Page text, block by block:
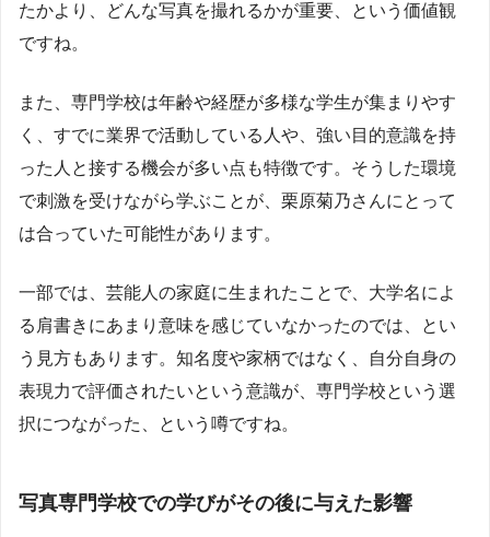
たかより、どんな写真を撮れるかが重要、という価値観
ですね。
また、専門学校は年齢や経歴が多様な学生が集まりやす
く、すでに業界で活動している人や、強い目的意識を持
った人と接する機会が多い点も特徴です。そうした環境
で刺激を受けながら学ぶことが、栗原菊乃さんにとって
は合っていた可能性があります。
一部では、芸能人の家庭に生まれたことで、大学名によ
る肩書きにあまり意味を感じていなかったのでは、とい
う見方もあります。知名度や家柄ではなく、自分自身の
表現力で評価されたいという意識が、専門学校という選
択につながった、という噂ですね。
写真専門学校での学びがその後に与えた影響